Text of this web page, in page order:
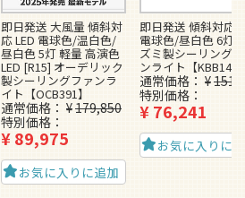
即日発送 大風量 傾斜対
応 LED 電球色/温白色/
昼白色 5灯 軽量 高演色
LED [R15] オーデリック
製シーリングファンラ
イト【OCB391】
通常価格 ¥179,850
特別価格
¥89,975
お気に入りに追加
即日発送 傾斜対応
電球色/昼白色 6灯
ズミ製シーリング
ンライト【KBB148
通常価格 ¥
特別価格
¥76,241
お気に入りに